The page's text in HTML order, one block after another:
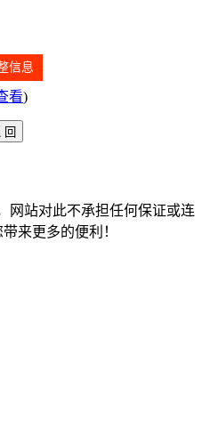
信息
看)
网站对此不承担任何保证或连
来更多的便利！